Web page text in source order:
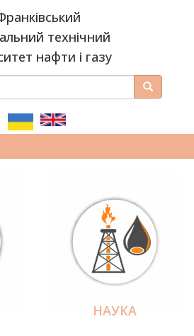
технічний
нафти і газу
Пошук
НАУКА